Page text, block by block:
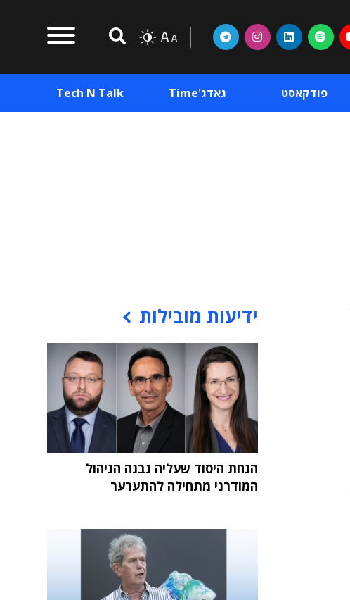
פודקאסט גאדג'Time Tech N Talk
ידיעות מובילות
הנחת היסוד שעליה נבנה הניהול
המודרני מתחילה להתערער